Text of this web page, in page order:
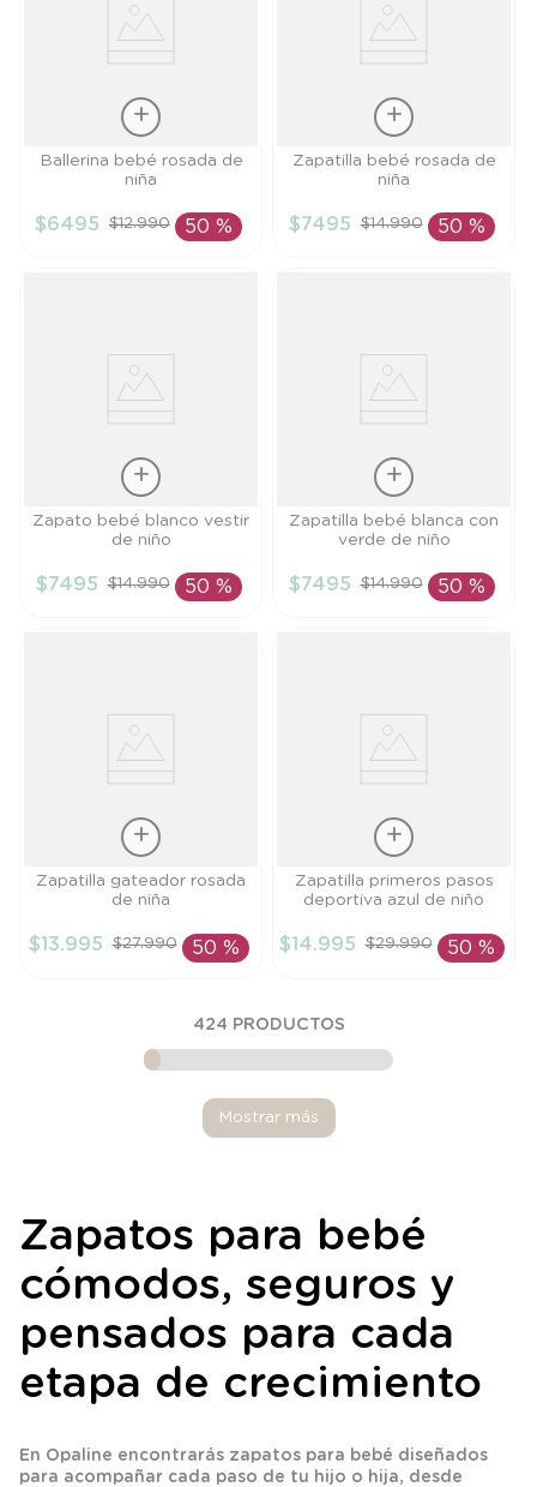
Talla
AÑADIR AL
Ballerina bebé rosada de
niña
$6495 $12.990 50 %
Talla
AÑADIR AL
Zapatilla bebé rosada de
niña
$7495 $14.990 50 %
Talla
AÑADIR AL
Zapato bebé blanco vestir
de niño
$7495 $14.990 50 %
Talla
AÑADIR AL
Zapatilla bebé blanca con
verde de niño
$7495 $14.990 50 %
Talla
AÑADIR AL
Zapatilla gateador rosada
de niña
$13.995 $27.990 50 %
Talla
AÑADIR AL
Zapatilla primeros pasos
deportiva azul de niño
$14.995 $29.990 50 %
424 PRODUCTOS
Mostrar más
Zapatos para bebé
cómodos, seguros y
pensados para cada
etapa de crecimiento
En Opaline encontrarás zapatos para bebé diseñados
para acompañar cada paso de tu hijo o hija, desde